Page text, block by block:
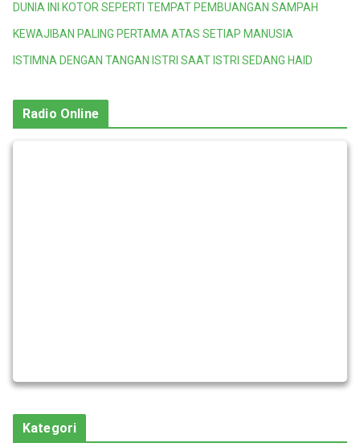
DUNIA INI KOTOR SEPERTI TEMPAT PEMBUANGAN SAMPAH
KEWAJIBAN PALING PERTAMA ATAS SETIAP MANUSIA
ISTIMNA DENGAN TANGAN ISTRI SAAT ISTRI SEDANG HAID
Radio Online
Kategori